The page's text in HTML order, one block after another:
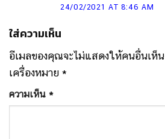
24/02/2021 AT 8:46 AM
ใส่ความเห็น
อีเมลของคุณจะไม่แสดงให้คนอื่นเห็น
เครื่องหมาย *
ความเห็น *